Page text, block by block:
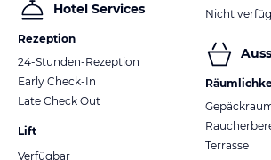
Hotel Services
Rezeption
24-Stunden-Rezeption
Early Check-In
Late Check Out
Lift
Verfügbar
Nicht
Terrasse